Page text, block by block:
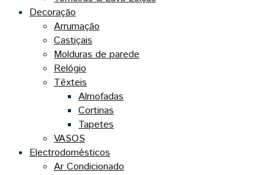
Decoração
Arrumação
Castiçais
Molduras de parede
Relógio
Têxteis
Almofadas
Cortinas
Tapetes
VASOS
Electrodomésticos
Ar Condicionado